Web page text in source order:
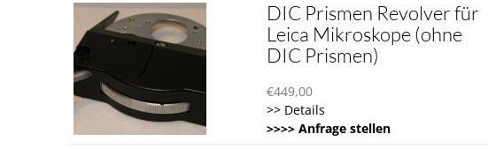
DIC Prismen Revolver für
Leica Mikroskope (ohne
DIC Prismen)
€449,00
>> Details
>>>> Anfrage stellen